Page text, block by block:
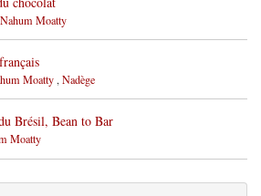
Moatty
Moatty , Nadège
Brésil, Bean to Bar
Moatty